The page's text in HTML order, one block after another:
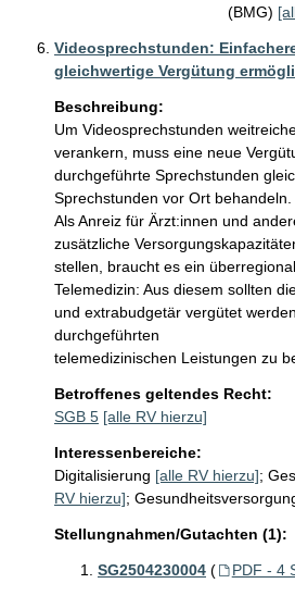
(BMG)
Videosprechstunden:
gleichwertige Vergütung
Beschreibung:
Um Videosprechstunden
verankern, muss eine neue
durchgeführte Sprechstunden
Sprechstunden vor Ort behandeln.
Als Anreiz für Ärzt:innen und
zusätzliche
stellen, braucht es ein
Telemedizin: Aus diesem sollten
und extrabudgetär vergütet
durchgeführten
telemedizinischen Leistungen zu
Betroffenes geltendes Recht:
SGB 5 [alle RV hierzu]
Interessenbereiche:
Digitalisierung [alle RV hierzu];
RV hierzu];
Stellungnahmen/Gutachten (1):
SG2504230004 ( PDF - 4